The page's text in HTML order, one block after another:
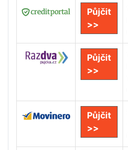
Půjčit
>>
Půjčit
>>
Půjčit
>>